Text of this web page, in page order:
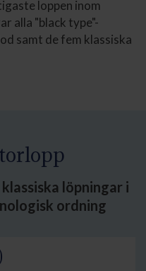
loppen inom
alla "black type"-
samt de fem klassiska
löpningar i
ordning